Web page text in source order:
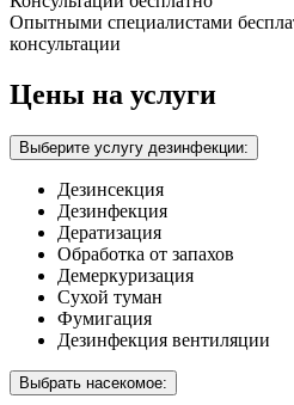
Опытными специалистами
консультации
Цены на услуги
Выберите услугу дезинфекции:
Дезинсекция
Дезинфекция
Дератизация
Обработка от запахов
Демеркуризация
Сухой туман
Фумигация
Дезинфекция вентиляции
Выбрать насекомое: